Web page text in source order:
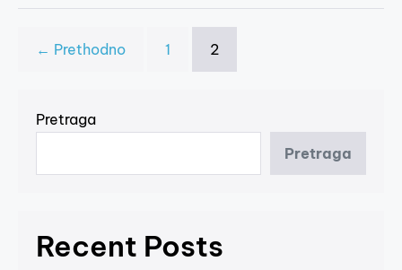
← Prethodno 1 2
Pretraga
Pretraga
Recent Posts